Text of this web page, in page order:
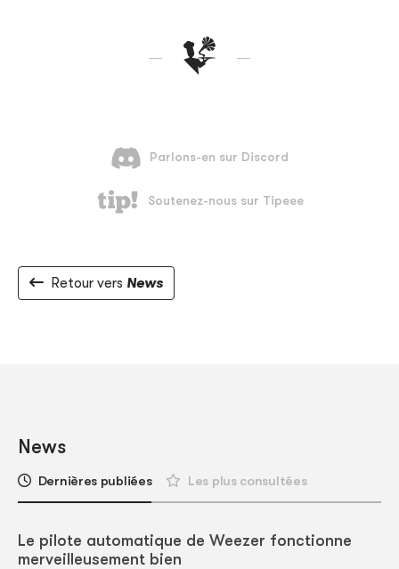
Retour vers News
News
Dernières publiées Les plus consultées
Le pilote automatique de Weezer fonctionne
merveilleusement bien